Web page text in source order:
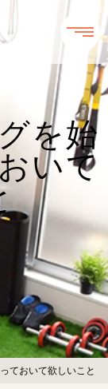
を始
いて
ておいて欲しいこと